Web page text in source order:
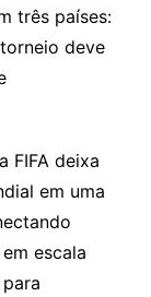
três países:
deve
FIFA deixa
em uma
escala